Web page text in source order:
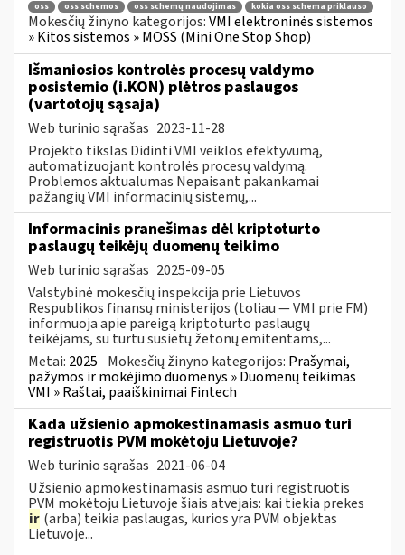
oss oss schemos oss schemų naudojimas kokia oss schema priklauso
Mokesčių žinyno kategorijos:VMI elektroninės sistemos
» Kitos sistemos » MOSS (Mini One Stop Shop)
Išmaniosios kontrolės procesų valdymo
posistemio (i.KON) plėtros paslaugos
(vartotojų sąsaja)
Web turinio sąrašas 2023-11-28
Projekto tikslas Didinti VMI veiklos efektyvumą,
automatizuojant kontrolės procesų valdymą.
Problemos aktualumas Nepaisant pakankamai
pažangių VMI informacinių sistemų,...
Informacinis pranešimas dėl kriptoturto
paslaugų teikėjų duomenų teikimo
Web turinio sąrašas 2025-09-05
Valstybinė mokesčių inspekcija prie Lietuvos
Respublikos finansų ministerijos (toliau — VMI prie FM)
informuoja apie pareigą kriptoturto paslaugų
teikėjams, su turtu susietų žetonų emitentams,...
Metai: 2025 Mokesčių žinyno kategorijos: Prašymai,
pažymos ir mokėjimo duomenys » Duomenų teikimas
VMI » Raštai, paaiškinimai Fintech
Kada užsienio apmokestinamasis asmuo turi
registruotis PVM mokėtoju Lietuvoje?
Web turinio sąrašas 2021-06-04
Užsienio apmokestinamasis asmuo turi registruotis
PVM mokėtoju Lietuvoje šiais atvejais: kai tiekia prekes
ir (arba) teikia paslaugas, kurios yra PVM objektas
Lietuvoje...